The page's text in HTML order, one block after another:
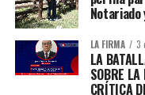
LA FIRMA 3
LA
SOBRE
CRÍTICA